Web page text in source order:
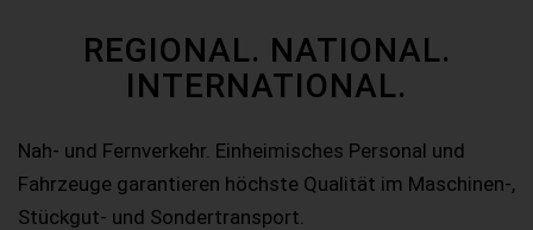
REGIONAL. NATIONAL.
INTERNATIONAL.
Nah- und Fernverkehr. Einheimisches Personal und
Fahrzeuge garantieren höchste Qualität im Maschinen-,
Stückgut- und Sondertransport.